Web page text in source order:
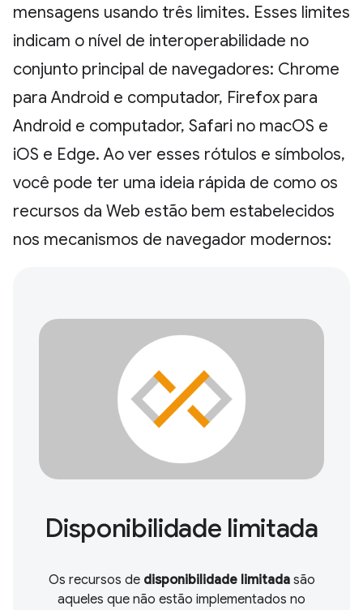
mensagens usando três limites. Esses limites
indicam o nível de interoperabilidade no
conjunto principal de navegadores: Chrome
para Android e computador, Firefox para
Android e computador, Safari no macOS e
iOS e Edge. Ao ver esses rótulos e símbolos,
você pode ter uma ideia rápida de como os
recursos da Web estão bem estabelecidos
nos mecanismos de navegador modernos:
Disponibilidade limitada
Os recursos de disponibilidade limitadasão
aqueles que não estão implementados no